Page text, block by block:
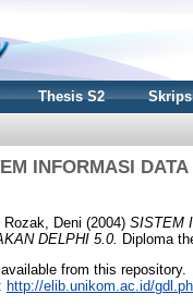
Thesis S2
INFORMASI
Rozak, Deni (2004) SISTEM
DELPHI 5.0. Diploma
from this repository.
http://elib.unikom.ac.id/